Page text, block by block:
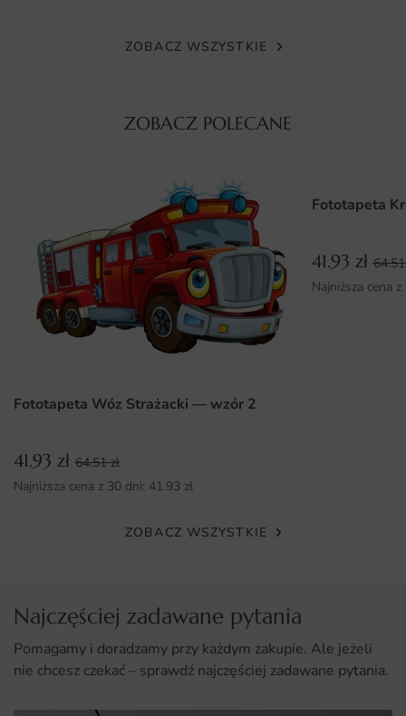
różnych wymiarach, co pozwala na idealne dopasowanie
dostosować go do układu pomieszczenia. Montaż
fototapety jest niezwykle prosty i nie wymaga
specjalistycznych narzędzi. Dzięki intuicyjnej instrukcji,
każdy może samodzielnie zamontować ją na ścianie,
ciesząc się efektem końcowym w krótkim czasie.
Dlaczego warto wybrać tę fototapetę
Wysoka jakość materiałów zapewniająca trwałość i
Nowoczesny druk, który gwarantuje intensywność kolorów
Możliwość dopasowania wymiarów do indywidualnych
potrzeb każdego wnętrza.
zainstalowanie fototapety bez konieczności wynajmowania
ZOBACZ WSZYSTKIE
ZOBACZ POLECANE
Fototapeta Wóz Strażacki — wzór 2
41.93 zł 64.51zł
Najniższa cena z 30 dni: 41.93 zł
Fototapeta
41.93 zł
Najniższa cena
ZOBACZ WSZYSTKIE
Najczęściej zadawane pytania
Pomagamy i doradzamy przy każdym zakupie. Ale jeżeli
nie chcesz czekać – sprawdź najczęściej zadawane pytania.